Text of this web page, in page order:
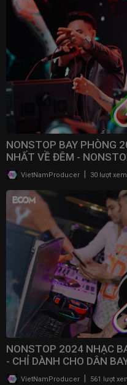
NONSTOP BAY PHÒNG
NHẤT VỀ ĐÊM -
BASS CỰC MẠNH 2025
VietNamProducer 30 lượt xem
NONSTOP 2024 NHẠC
- CHỈ DÀNH CHO DÂN
BAY 2024
VietNamProducer 561 lượt